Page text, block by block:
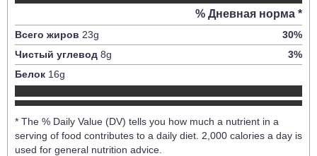
% Дневная норма *
Всего жиров 23g 30%
Чистый углевод 8g 3%
Белок 16g
* The % Daily Value (DV) tells you how much a nutrient in a
serving of food contributes to a daily diet. 2,000 calories a day is
used for general nutrition advice.